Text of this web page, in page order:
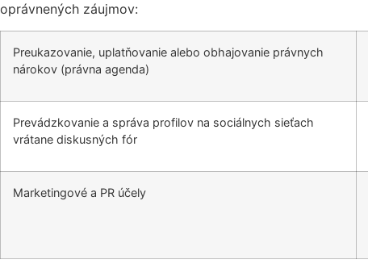
oprávnených záujmov:
Preukazovanie, uplatňovanie alebo obhajovanie právnych
nárokov (právna agenda)
Prevádzkovanie a správa profilov na sociálnych sieťach
vrátane diskusných fór
Marketingové a PR účely